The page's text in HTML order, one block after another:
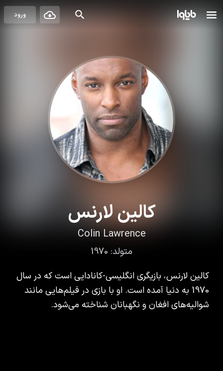
ورود
کالین لارنس
Colin Lawrence
متولد: 1970
کالین لارنس، بازیگری انگلیسی-کانادایی است که در سال
1970 به دنیا آمده است. او با بازی در فیلم‌هایی مانند
شوالیه‌های افغان و نگهبانان شناخته می‌شود.